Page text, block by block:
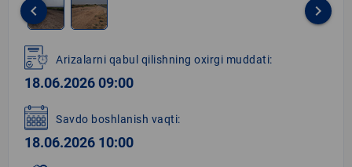
1
of
2
keyboard_arrow_left keyboard_arrow_right
Arizalarni qabul qilishning oxirgi muddati:
18.06.2026 09:00
Savdo boshlanish vaqti:
18.06.2026 10:00